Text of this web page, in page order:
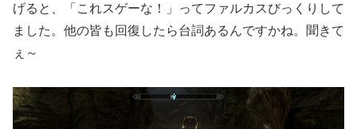
げると、「これスゲーな！」ってファルカスびっくりして
ました。他の皆も回復したら台詞あるんですかね。聞きて
ぇ～